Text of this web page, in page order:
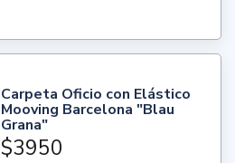
Carpeta Oficio con Elástico
Mooving Barcelona "Blau
Grana"
$3950